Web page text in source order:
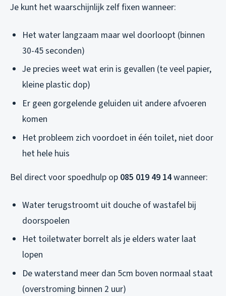
Je kunt het waarschijnlijk zelf fixen wanneer:
Het water langzaam maar wel doorloopt (binnen
30-45 seconden)
Je precies weet wat erin is gevallen (te veel papier,
kleine plastic dop)
Er geen gorgelende geluiden uit andere afvoeren
komen
Het probleem zich voordoet in één toilet, niet door
het hele huis
Bel direct voor spoedhulp op 085 019 49 14wanneer:
Water terugstroomt uit douche of wastafel bij
doorspoelen
Het toiletwater borrelt als je elders water laat
lopen
De waterstand meer dan 5cm boven normaal staat
(overstroming binnen 2 uur)